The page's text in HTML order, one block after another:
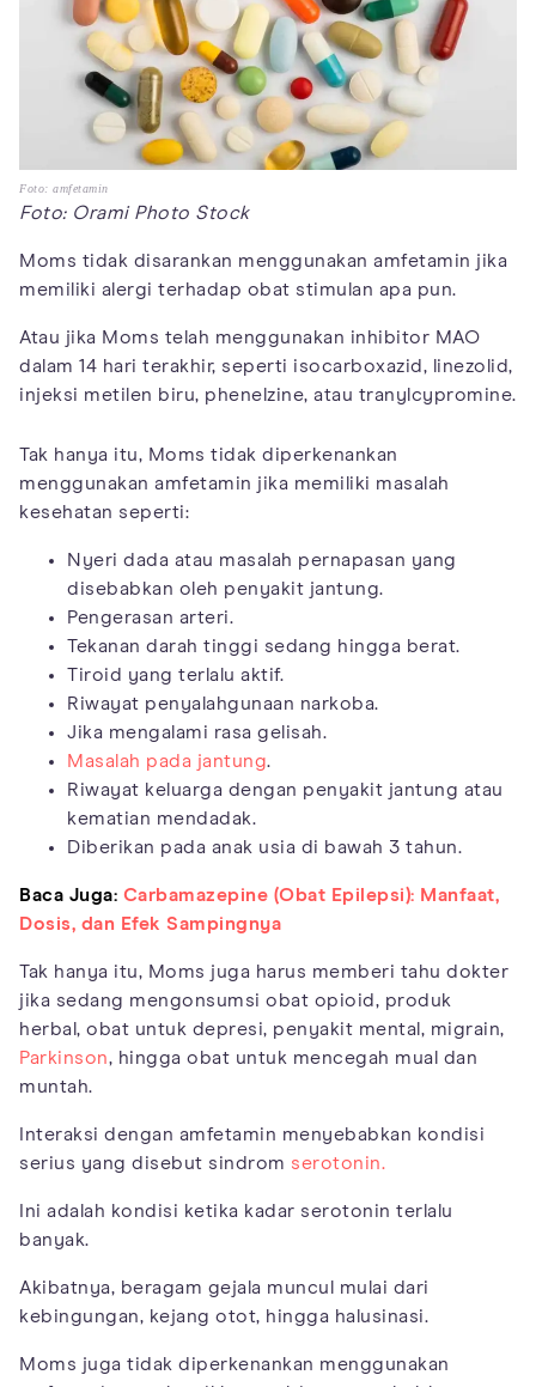
Foto: amfetamin
Foto: Orami Photo Stock
Moms tidak disarankan menggunakan amfetamin jika
memiliki alergi terhadap obat stimulan apa pun.
Atau jika Moms telah menggunakan inhibitor MAO
dalam 14 hari terakhir, seperti isocarboxazid, linezolid,
injeksi metilen biru, phenelzine, atau tranylcypromine.
Tak hanya itu, Moms tidak diperkenankan
menggunakan amfetamin jika memiliki masalah
kesehatan seperti:
Nyeri dada atau masalah pernapasan yang
disebabkan oleh penyakit jantung.
Pengerasan arteri.
Tekanan darah tinggi sedang hingga berat.
Tiroid yang terlalu aktif.
Riwayat penyalahgunaan narkoba.
Jika mengalami rasa gelisah.
Masalah pada jantung.
Riwayat keluarga dengan penyakit jantung atau
kematian mendadak.
Diberikan pada anak usia di bawah 3 tahun.
Baca Juga: Carbamazepine (Obat Epilepsi): Manfaat,
Dosis, dan Efek Sampingnya
Tak hanya itu, Moms juga harus memberi tahu dokter
jika sedang mengonsumsi obat opioid, produk
herbal, obat untuk depresi, penyakit mental, migrain,
Parkinson, hingga obat untuk mencegah mual dan
muntah.
Interaksi dengan amfetamin menyebabkan kondisi
serius yang disebut sindrom serotonin.
Ini adalah kondisi ketika kadar serotonin terlalu
banyak.
Akibatnya, beragam gejala muncul mulai dari
kebingungan, kejang otot, hingga halusinasi.
Moms juga tidak diperkenankan menggunakan